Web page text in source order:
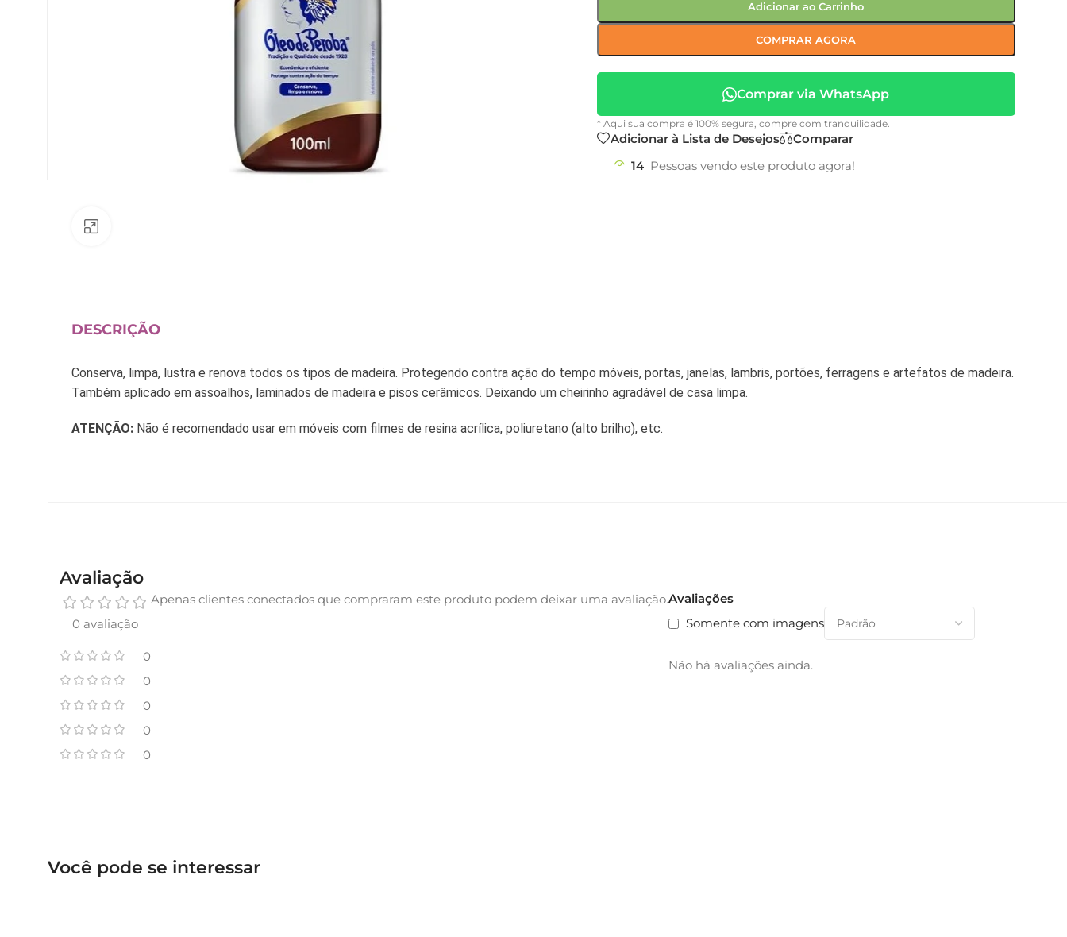
Adicionar ao Carrinho
COMPRAR AGORA
Comprar via WhatsApp
* Aqui sua compra é 100% segura, compre com tranquilidade.
Adicionar à Lista de Desejos
Comparar
14 Pessoas vendo este produto agora!
DESCRIÇÃO
Conserva, limpa, lustra e renova todos os tipos de madeira. Protegendo contra ação do tempo móveis, portas, janelas, lambris, portões, ferragens e artefatos de madeira.
Também aplicado em assoalhos, laminados de madeira e pisos cerâmicos. Deixando um cheirinho agradável de casa limpa.
ATENÇÃO: Não é recomendado usar em móveis com filmes de resina acrílica, poliuretano (alto brilho), etc.
Avaliação
0 avaliação
0
0
0
0
0
Avaliações
Somente com imagens
Não há avaliações ainda.
Apenas clientes conectados que compraram este produto podem deixar uma avaliação.
Você pode se interessar